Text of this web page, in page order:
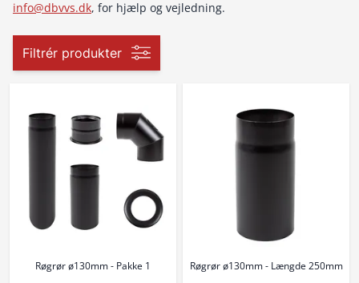
info@dbvvs.dk, for hjælp og vejledning.
Filtrér produkter
Røgrør ø130mm - Pakke 1 Røgrør ø130mm - Længde 250mm